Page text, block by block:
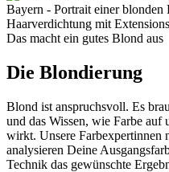
Das macht ein gutes Blond aus
Die Blondierung
Blond ist anspruchsvoll. Es
und das Wissen, wie Farbe auf
wirkt. Unsere Farbexpertinnen
analysieren Deine
Technik das gewünschte